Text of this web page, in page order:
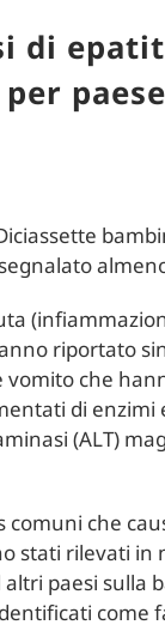
di
riportato
che
di enzimi
(ALT)
che
stati rilevati in
paesi sulla
come